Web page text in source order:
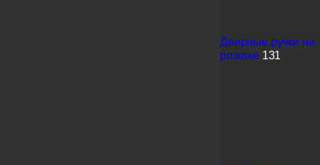
Дверные ручки на
розетке 131